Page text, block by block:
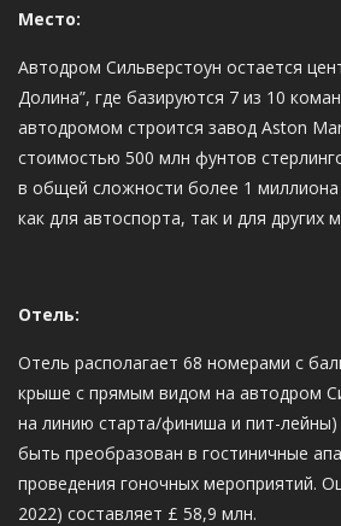
Место:
Автодром Сильверстоун остается
Долина”, где базируются 7 из 10
автодромом строится завод Aston
стоимостью 500 млн фунтов
в общей сложности более 1 миллиона
как для автоспорта, так и для других
Отель:
Отель располагает 68 номерами с
крыше с прямым видом на автодром
на линию старта/финиша и пит-
быть преобразован в гостиничные
проведения гоночных мероприятий.
2022) составляет £ 58,9 млн.